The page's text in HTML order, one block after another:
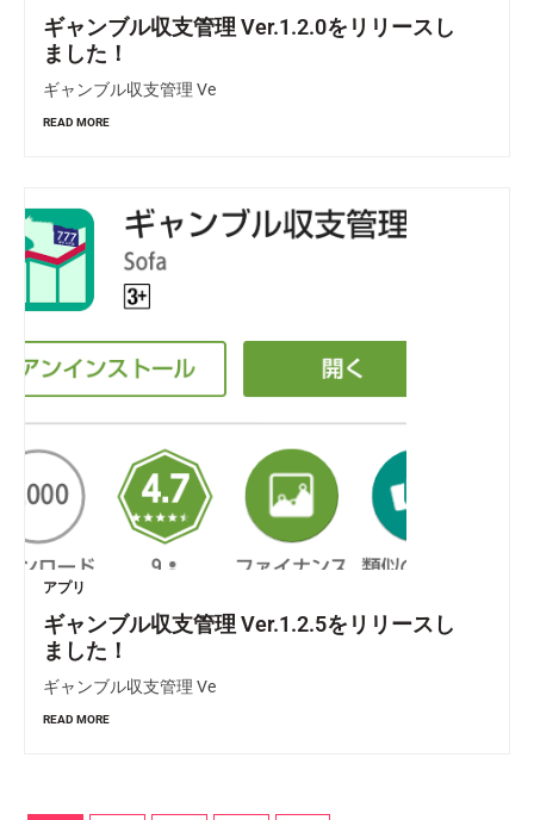
ギャンブル収支管理 Ver.1.2.0をリリースし
ました！
ギャンブル収支管理 Ve
READ MORE
アプリ
ギャンブル収支管理 Ver.1.2.5をリリースし
ました！
ギャンブル収支管理 Ve
READ MORE